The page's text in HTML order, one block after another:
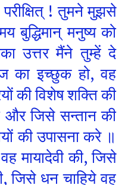
! तुमने मुझसे
बुद्धिमान् मनुष्य को
उत्तर मैंने तुम्हें दे
का इच्छुक हो, वह
की विशेष शक्ति की
और जिसे सन्तान की
की उपासना करे ॥
मायादेवी की, जिसे
जिसे धन चाहिये वह